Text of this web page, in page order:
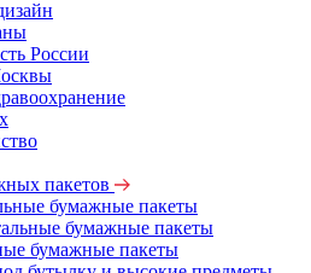
России
пакетов
бумажные пакеты
бумажные пакеты
бумажные пакеты